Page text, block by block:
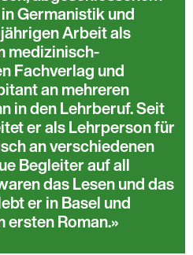
Germanistik und
Arbeit als
medizinisch-
Fachverlag und
an mehreren
in den Lehrberuf. Seit
er als Lehrperson für
an verschiedenen
Begleiter auf all
das Lesen und das
er in Basel und
ersten Roman.